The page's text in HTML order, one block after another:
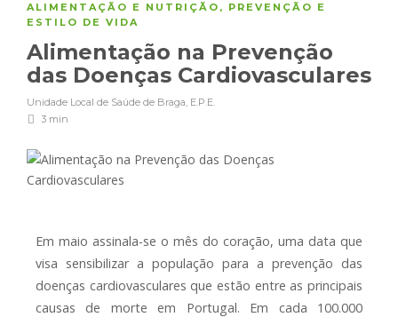
ALIMENTAÇÃO E NUTRIÇÃO , PREVENÇÃO E
ESTILO DE VIDA
Alimentação na Prevenção
das Doenças Cardiovasculares
Unidade Local de Saúde de Braga, E.P.E.
3 min
Em maio assinala-se o mês do coração, uma data que
visa sensibilizar a população para a prevenção das
doenças cardiovasculares que estão entre as principais
causas de morte em Portugal. Em cada 100.000